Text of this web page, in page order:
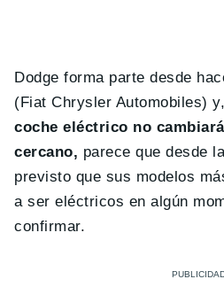
Dodge forma parte desde
(Fiat Chrysler Automobiles) y,
coche eléctrico no
cercano, parece que desde
previsto que sus modelos
a ser eléctricos en algún
confirmar.